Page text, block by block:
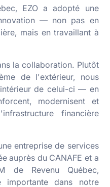
EZO a adopté une
— non pas en
mais en travaillant à
la collaboration. Plutôt
de l'extérieur, nous
de celui-ci — en
modernisent et
financière
entreprise de services
auprès du CANAFE et a
de Revenu Québec,
importante dans notre